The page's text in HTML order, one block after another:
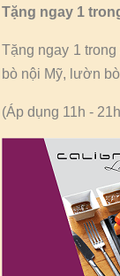
Tặng ngay 1
Tặng ngay 1
bò nội Mỹ, lườn
(Áp dụng 11h -